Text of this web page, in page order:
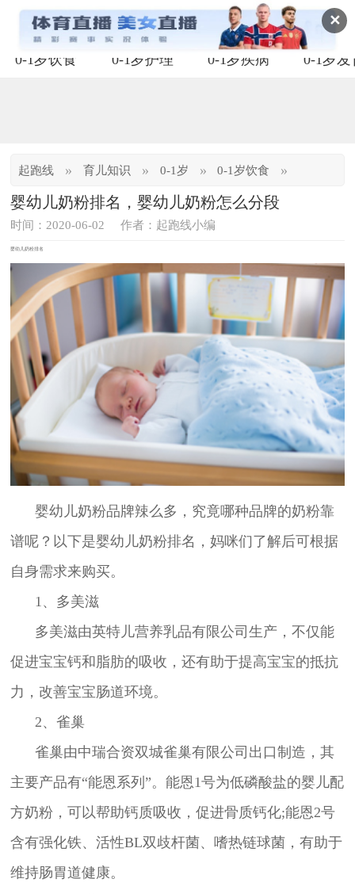
✕
0-1岁饮食 0-1岁护理 0-1岁疾病 0-1岁发
起跑线 » 育儿知识 » 0-1岁 » 0-1岁饮食 »
婴幼儿奶粉排名，婴幼儿奶粉怎么分段
时间：2020-06-02 作者：起跑线小编
婴幼儿奶粉排名
婴幼儿奶粉品牌辣么多，究竟哪种品牌的奶粉靠
谱呢？以下是婴幼儿奶粉排名，妈咪们了解后可根据
自身需求来购买。
1、多美滋
多美滋由英特儿营养乳品有限公司生产，不仅能
促进宝宝钙和脂肪的吸收，还有助于提高宝宝的抵抗
力，改善宝宝肠道环境。
2、雀巢
雀巢由中瑞合资双城雀巢有限公司出口制造，其
主要产品有“能恩系列”。能恩1号为低磷酸盐的婴儿配
方奶粉，可以帮助钙质吸收，促进骨质钙化;能恩2号
含有强化铁、活性BL双歧杆菌、嗜热链球菌，有助于
维持肠胃道健康。